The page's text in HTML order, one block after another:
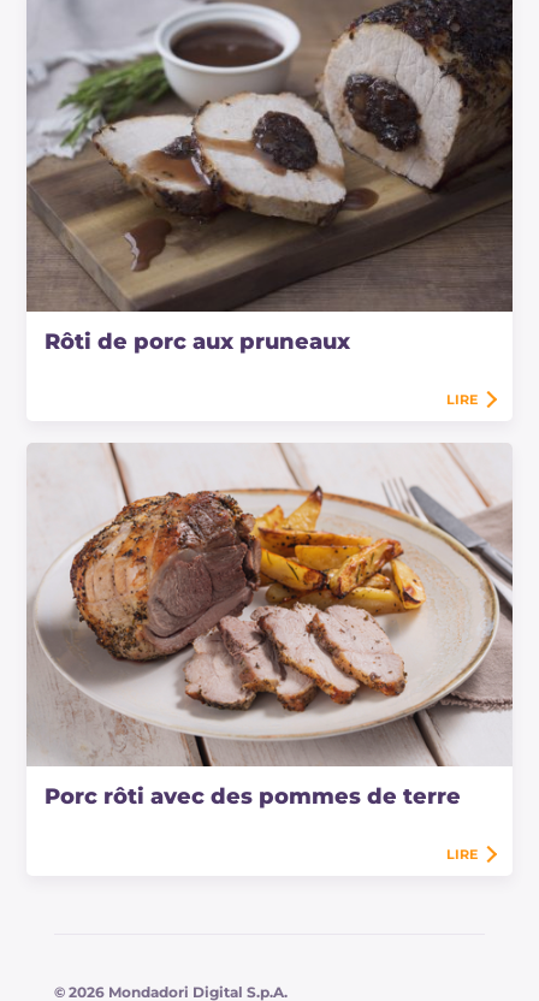
Rôti de porc aux pruneaux
LIRE
Porc rôti avec des pommes de terre
LIRE
© 2026 Mondadori Digital S.p.A.